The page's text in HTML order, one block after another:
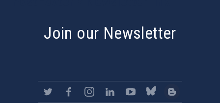
Join our Newsletter